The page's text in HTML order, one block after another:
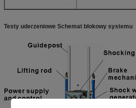
Testy uderzeniowe Schemat blokowy systemu